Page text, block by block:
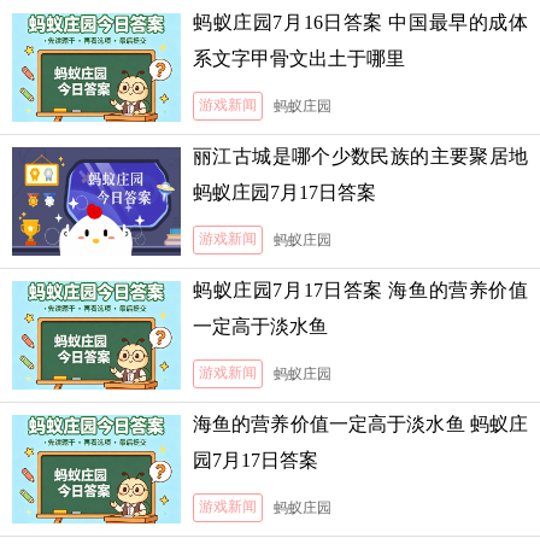
蚂蚁庄园7月16日答案 中国最早的成体
系文字甲骨文出土于哪里
游戏新闻 蚂蚁庄园
丽江古城是哪个少数民族的主要聚居地
蚂蚁庄园7月17日答案
游戏新闻 蚂蚁庄园
蚂蚁庄园7月17日答案 海鱼的营养价值
一定高于淡水鱼
游戏新闻 蚂蚁庄园
海鱼的营养价值一定高于淡水鱼 蚂蚁庄
园7月17日答案
游戏新闻 蚂蚁庄园